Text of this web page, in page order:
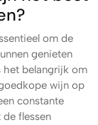
om de
genieten
het belangrijk om
wijn op
constante
de flessen